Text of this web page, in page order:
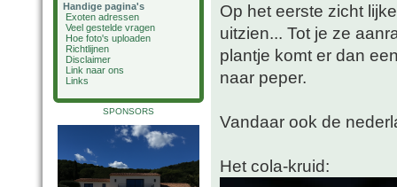
Handige pagina's
Exoten adressen
Veel gestelde vragen
Hoe foto's uploaden
Richtlijnen
Disclaimer
Link naar ons
Links
SPONSORS
Op het eerste zicht
uitzien... Tot je ze
plantje komt er dan
naar peper.
Vandaar ook de
Het cola-kruid: